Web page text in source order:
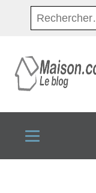
Rechercher :